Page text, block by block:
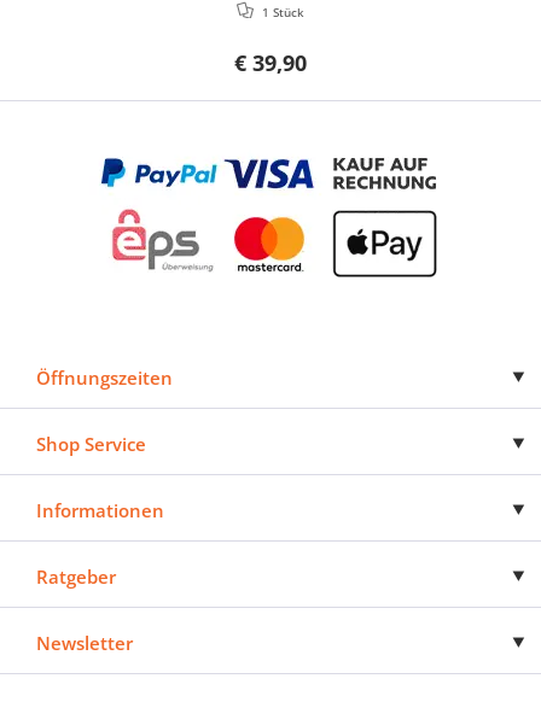
€ 39,90
1 Stück
Öffnungszeiten
Shop Service
Informationen
Ratgeber
Newsletter